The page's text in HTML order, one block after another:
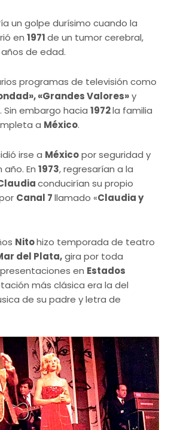
un golpe durísimo cuando la
en 1971de un tumor cerebral,
de edad.
programas de televisión como
«Grandes Valores»y
. Sin embargo hacia 1972la familia
a México.
irse a Méxicopor seguridad y
En 1973, regresarían a la
conducirían su propio
Canal 7llamado «Claudia y
Nitohizo temporada de teatro
del Plata,gira por toda
en Estados
más clásica era la del
de su padre y letra de